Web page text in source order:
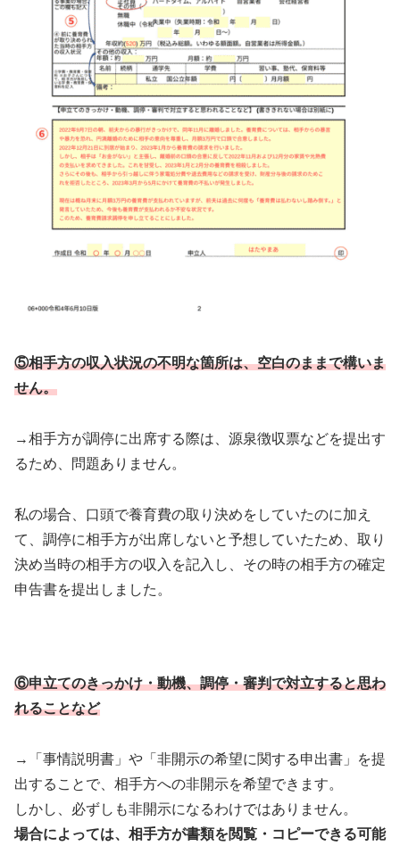
⑤相手方の収入状況の不明な箇所は、空白のままで構いま
せん。
→相手方が調停に出席する際は、源泉徴収票などを提出す
るため、問題ありません。
私の場合、口頭で養育費の取り決めをしていたのに加え
て、調停に相手方が出席しないと予想していたため、取り
決め当時の相手方の収入を記入し、その時の相手方の確定
申告書を提出しました。
⑥申立てのきっかけ・動機、調停・審判で対立すると思わ
れることなど
→「事情説明書」や「非開示の希望に関する申出書」を提
出することで、相手方への非開示を希望できます。
しかし、必ずしも非開示になるわけではありません。
場合によっては、相手方が書類を閲覧・コピーできる可能